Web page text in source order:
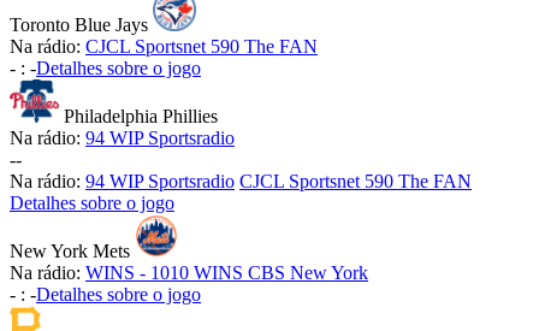
Toronto Blue Jays
Na rádio: CJCL Sportsnet 590 The FAN
- : -Detalhes sobre o jogo
Philadelphia Phillies
Na rádio: 94 WIP Sportsradio
--
Na rádio: 94 WIP Sportsradio CJCL Sportsnet 590 The FAN
Detalhes sobre o jogo
New York Mets
Na rádio: WINS - 1010 WINS CBS New York
- : -Detalhes sobre o jogo